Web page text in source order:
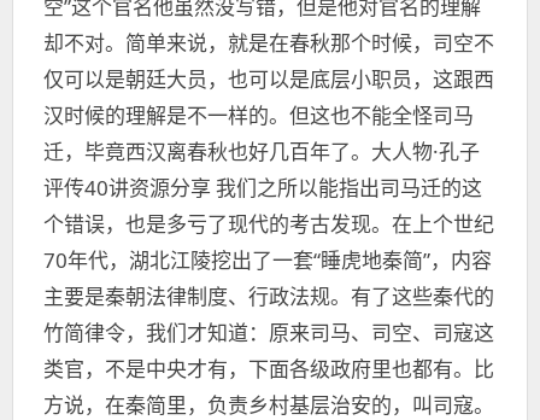
空”这个官名他虽然没写错，但是他对官名的理解
却不对。简单来说，就是在春秋那个时候，司空不
仅可以是朝廷大员，也可以是底层小职员，这跟西
汉时候的理解是不一样的。但这也不能全怪司马
迁，毕竟西汉离春秋也好几百年了。大人物·孔子
评传40讲资源分享 我们之所以能指出司马迁的这
个错误，也是多亏了现代的考古发现。在上个世纪
70年代，湖北江陵挖出了一套“睡虎地秦简”，内容
主要是秦朝法律制度、行政法规。有了这些秦代的
竹简律令，我们才知道：原来司马、司空、司寇这
类官，不是中央才有，下面各级政府里也都有。比
方说，在秦简里，负责乡村基层治安的，叫司寇。